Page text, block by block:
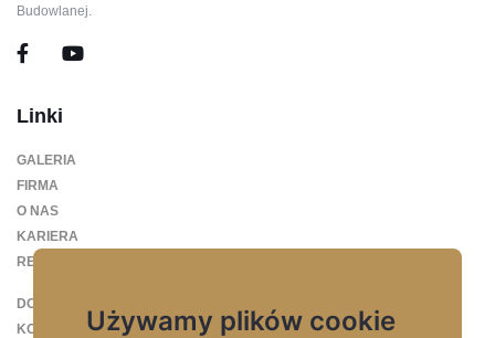
Używamy plików cookie
Budowlanej.
Linki
GALERIA
FIRMA
O NAS
KARIERA
REFERENCJE
DO POBRANIA
KONTAKT